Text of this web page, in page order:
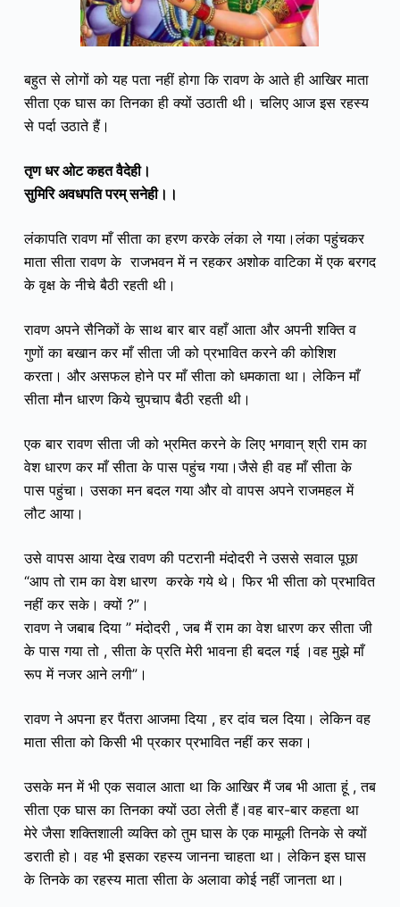
बहुत से लोगों को यह पता नहीं होगा कि रावण के आते ही आखिर माता
सीता एक घास का तिनका ही क्यों उठाती थी। चलिए आज इस रहस्य
से पर्दा उठाते हैं।
तृण धर ओट कहत वैदेही।
सुमिरि अवधपति परम् सनेही।।
लंकापति रावण माँ सीता का हरण करके लंका ले गया।लंका पहुंचकर
माता सीता रावण के राजभवन में न रहकर अशोक वाटिका में एक बरगद
के वृक्ष के नीचे बैठी रहती थी।
रावण अपने सैनिकों के साथ बार बार वहाँ आता और अपनी शक्ति व
गुणों का बखान कर माँ सीता जी को प्रभावित करने की कोशिश
करता। और असफल होने पर माँ सीता को धमकाता था। लेकिन माँ
सीता मौन धारण किये चुपचाप बैठी रहती थी।
एक बार रावण सीता जी को भ्रमित करने के लिए भगवान् श्री राम का
वेश धारण कर माँ सीता के पास पहुंच गया।जैसे ही वह माँ सीता के
पास पहुंचा। उसका मन बदल गया और वो वापस अपने राजमहल में
लौट आया।
उसे वापस आया देख रावण की पटरानी मंदोदरी ने उससे सवाल पूछा
“आप तो राम का वेश धारण करके गये थे। फिर भी सीता को प्रभावित
नहीं कर सके। क्यों ?”।
रावण ने जबाब दिया ” मंदोदरी , जब मैं राम का वेश धारण कर सीता जी
के पास गया तो , सीता के प्रति मेरी भावना ही बदल गई ।वह मुझे माँ
रूप में नजर आने लगी”।
रावण ने अपना हर पैंतरा आजमा दिया , हर दांव चल दिया। लेकिन वह
माता सीता को किसी भी प्रकार प्रभावित नहीं कर सका।
उसके मन में भी एक सवाल आता था कि आखिर मैं जब भी आता हूं , तब
सीता एक घास का तिनका क्यों उठा लेती हैं।वह बार-बार कहता था
मेरे जैसा शक्तिशाली व्यक्ति को तुम घास के एक मामूली तिनके से क्यों
डराती हो। वह भी इसकारहस्य जानना चाहता था।लेकिन इस घास
के तिनके का रहस्य माता सीता के अलावा कोई नहीं जानता था।